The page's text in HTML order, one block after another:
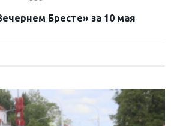
Бресте» за 10 мая